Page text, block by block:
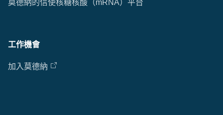
莫德納的信使核糖核酸（mRNA）平台
工作機會
加入莫德納